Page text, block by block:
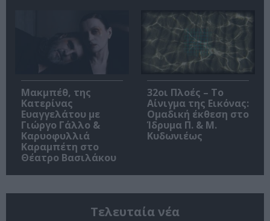
Μακμπέθ, της
Κατερίνας
Ευαγγελάτου με
Γιώργο Γάλλο &
Καρυοφυλλιά
Καραμπέτη στο
Θέατρο Βασιλάκου
32οι Πλοές – Το
Αίνιγμα της Εικόνας:
Ομαδική έκθεση στο
Ίδρυμα Π. & Μ.
Κυδωνιέως
Τελευταία νέα